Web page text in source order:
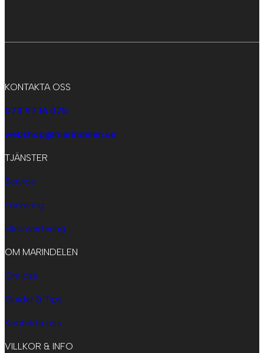
KONTAKTA OSS
073 97 16 075
webshop@marindelen.se
TJÄNSTER
Service
Förvaring
Elkonvertering
OM MARINDELEN
Om oss
Guider & Tips
Kontakta oss
VILLKOR & INFO